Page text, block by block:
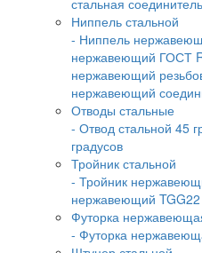
стальная
Ниппель стальной
- Ниппель
нержавеющий ГОСТ
нержавеющий
нержавеющий
Отводы стальные
- Отвод стальной 45
градусов
Тройник стальной
- Тройник
нержавеющий TGG22
Футорка
- Футорка